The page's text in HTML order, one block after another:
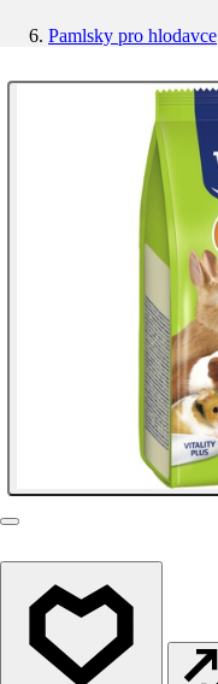
Pamlsky pro hlodavce